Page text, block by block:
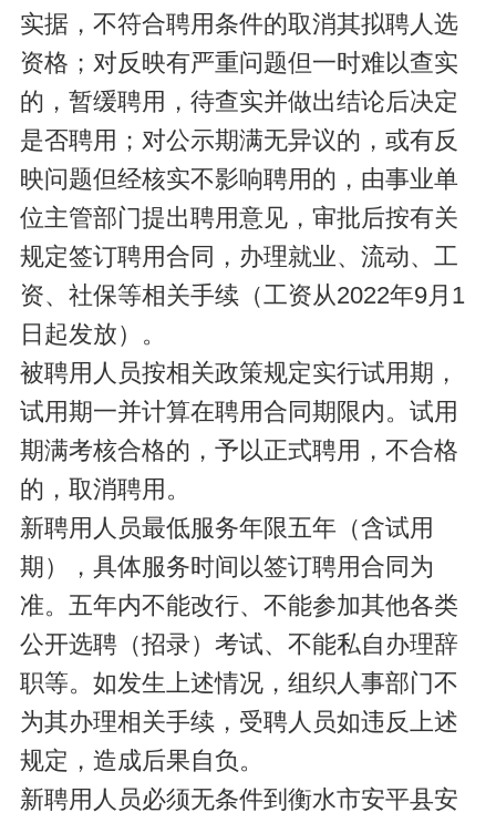
实据，不符合聘用条件的取消其拟聘人选
资格；对反映有严重问题但一时难以查实
的，暂缓聘用，待查实并做出结论后决定
是否聘用；对公示期满无异议的，或有反
映问题但经核实不影响聘用的，由事业单
位主管部门提出聘用意见，审批后按有关
规定签订聘用合同，办理就业、流动、工
资、社保等相关手续（工资从2022年9月1
日起发放）。
被聘用人员按相关政策规定实行试用期，
试用期一并计算在聘用合同期限内。试用
期满考核合格的，予以正式聘用，不合格
的，取消聘用。
新聘用人员最低服务年限五年（含试用
期），具体服务时间以签订聘用合同为
准。五年内不能改行、不能参加其他各类
公开选聘（招录）考试、不能私自办理辞
职等。如发生上述情况，组织人事部门不
为其办理相关手续，受聘人员如违反上述
规定，造成后果自负。
新聘用人员必须无条件到衡水市安平县安